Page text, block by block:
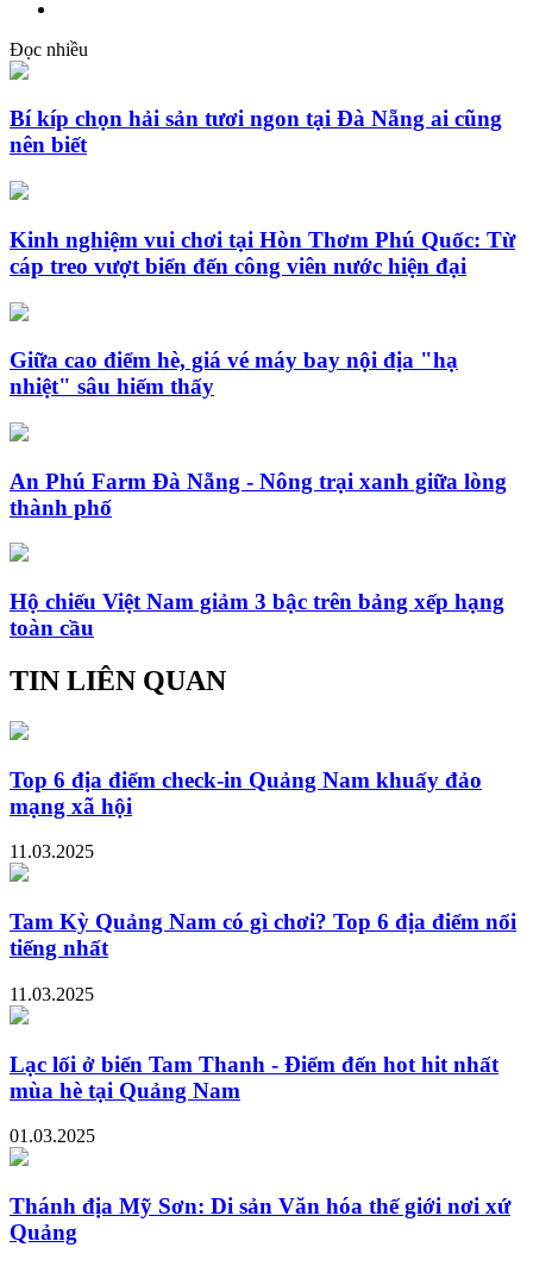
Đọc nhiều
Bí kíp chọn hải sản tươi ngon tại Đà Nẵng ai cũng
nên biết
Kinh nghiệm vui chơi tại Hòn Thơm Phú Quốc: Từ
cáp treo vượt biển đến công viên nước hiện đại
Giữa cao điểm hè, giá vé máy bay nội địa "hạ
nhiệt" sâu hiếm thấy
An Phú Farm Đà Nẵng - Nông trại xanh giữa lòng
thành phố
Hộ chiếu Việt Nam giảm 3 bậc trên bảng xếp hạng
toàn cầu
TIN LIÊN QUAN
Top 6 địa điểm check-in Quảng Nam khuấy đảo
mạng xã hội
11.03.2025
Tam Kỳ Quảng Nam có gì chơi? Top 6 địa điểm nổi
tiếng nhất
11.03.2025
Lạc lối ở biển Tam Thanh - Điểm đến hot hit nhất
mùa hè tại Quảng Nam
01.03.2025
Thánh địa Mỹ Sơn: Di sản Văn hóa thế giới nơi xứ
Quảng